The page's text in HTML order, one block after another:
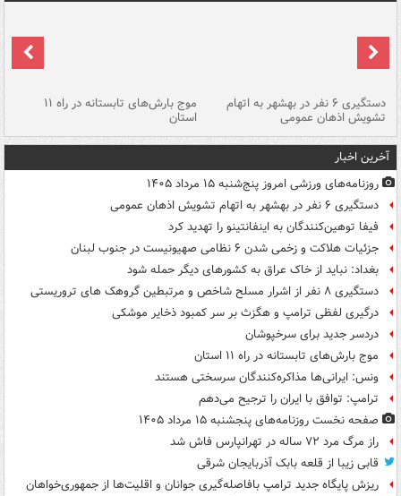
دستگیری ۶ نفر در بهشهر به اتهام
تشویش اذهان عمومی
موج بارش‌های تابستانه در راه ۱۱
استان
آخرین اخبار
روزنامه‌های ورزشی امروز پنج‌شنبه ۱۵ مرداد ۱۴۰۵
دستگیری ۶ نفر در بهشهر به اتهام تشویش اذهان عمومی
فیفا توهین‌کنندگان به اینفانتینو را تهدید کرد
جزئیات هلاکت و زخمی شدن ۶ نظامی صهیونیست در جنوب لبنان
بغداد: نباید از خاک عراق به کشورهای دیگر حمله شود
دستگیری ۸ نفر از اشرار مسلح شاخص و مرتبطین گروهک های تروریستی
درگیری لفظی ترامپ و هگزث بر سر کمبود ذخایر موشکی
دردسر جدید برای سرخپوشان
موج بارش‌های تابستانه در راه ۱۱ استان
ونس: ایرانی‌ها مذاکره‌کنندگان سرسختی هستند
ترامپ: توافق با ایران را ترجیح می‌دهم
صفحه نخست روزنامه‌های پنجشنبه ۱۵ مرداد ۱۴۰۵
راز مرگ مرد ۷۲ ساله در تهرانپارس فاش شد
قابی زیبا از قلعه بابک آذربایجان شرقی
ریزش پایگاه جدید ترامپ بافاصله‌گیری جوانان و اقلیت‌ها از جمهوری‌خواهان